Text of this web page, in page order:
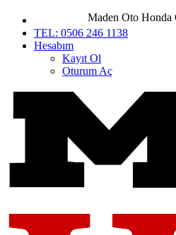
Maden Oto Honda
TEL: 0506 246 1138
Hesabım
Kayıt Ol
Oturum Aç